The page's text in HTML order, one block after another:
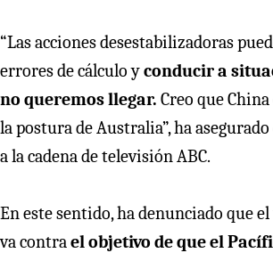
“Las acciones desestabilizadoras
errores de cálculo yconducir a
no queremos llegar. Creo que
la postura de Australia”, ha
a la cadena de televisión ABC.
En este sentido, ha denunciado que
va contrael objetivo de que el